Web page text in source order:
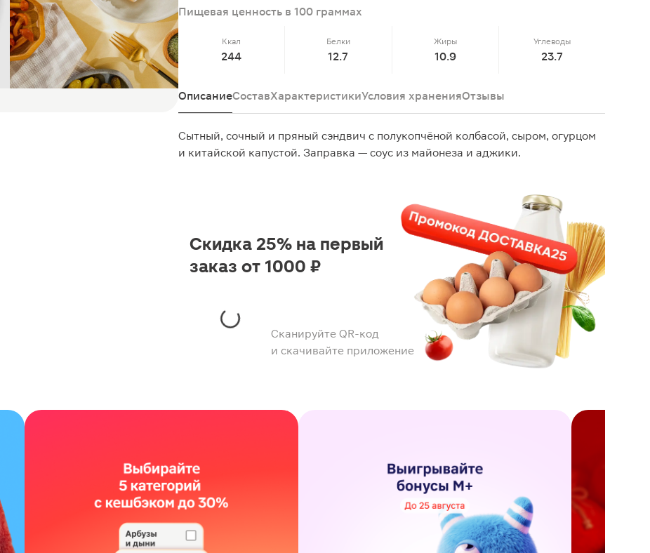
Пищевая ценность в 100 граммах
Ккал
244
Белки
12.7
Жиры
10.9
Углеводы
23.7
ОписаниеСоставХарактеристикиУсловия храненияОтзывы
Сытный, сочный и пряный сэндвич с полукопчёной колбасой, сыром, огурцом
и китайской капустой. Заправка — соус из майонеза и аджики.
Сканируйте QR-код
и скачивайте приложение
Скидка 25% на первый
заказ от 1000 ₽